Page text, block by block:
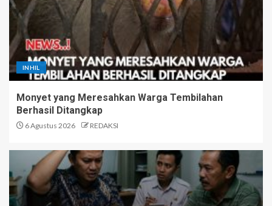
INHIL
Monyet yang Meresahkan Warga Tembilahan
Berhasil Ditangkap
6 Agustus 2026 REDAKSI